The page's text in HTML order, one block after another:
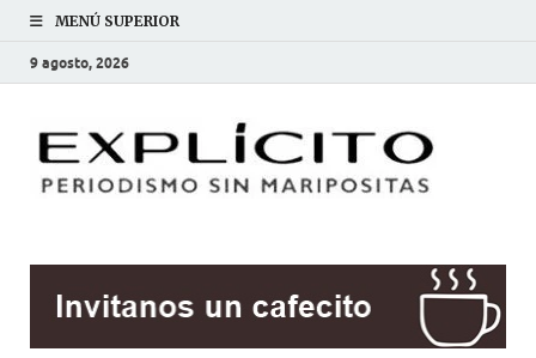
MENÚ SUPERIOR
9 agosto, 2026